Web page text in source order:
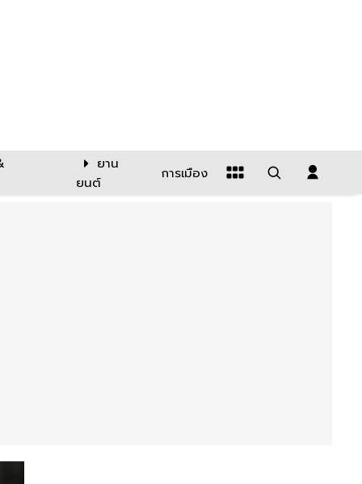
ยาน
ยนต์
การเมือง